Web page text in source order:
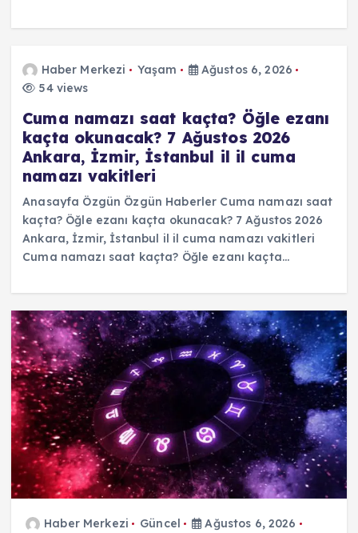
Haber Merkezi Yaşam
Ağustos 6, 2026
54 views
Cuma namazı saat kaçta? Öğle ezanı
kaçta okunacak? 7 Ağustos 2026
Ankara, İzmir, İstanbul il il cuma
namazı vakitleri
Anasayfa Özgün Özgün Haberler Cuma namazı saat
kaçta? Öğle ezanı kaçta okunacak? 7 Ağustos 2026
Ankara, İzmir, İstanbul il il cuma namazı vakitleri
Cuma namazı saat kaçta? Öğle ezanı kaçta…
Haber Merkezi Güncel
Ağustos 6, 2026